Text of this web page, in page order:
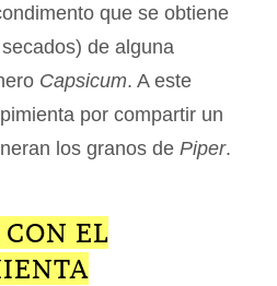
que se obtiene
de alguna
Capsicum. A este
por compartir un
los granos de Piper.
CON EL